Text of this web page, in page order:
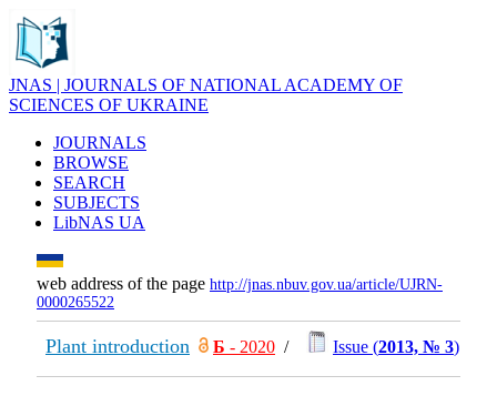
JNAS | JOURNALS OF NATIONAL ACADEMY OF
SCIENCES OF UKRAINE
JOURNALS
BROWSE
SEARCH
SUBJECTS
LibNAS UA
web address of the page http://jnas.nbuv.gov.ua/article/UJRN-
0000265522
Plant introduction Б - 2020 / Issue (2013, № 3)